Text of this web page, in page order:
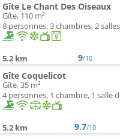
Gîte Le Chant Des Oiseaux
Gîte, 110 m²
8 personnes, 3 chambres, 2
5.2 km 9/10
Gîte Coquelicot
Gîte, 35 m²
4 personnes, 1 chambre, 1 salle
5.2 km 9.7/10